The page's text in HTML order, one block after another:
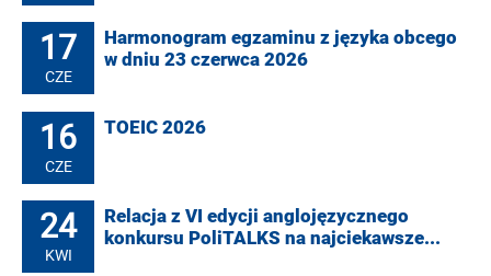
17
CZE
Harmonogram egzaminu z języka obcego
w dniu 23 czerwca 2026
16
CZE
TOEIC 2026
24
KWI
Relacja z VI edycji anglojęzycznego
konkursu PoliTALKS na najciekawsze...